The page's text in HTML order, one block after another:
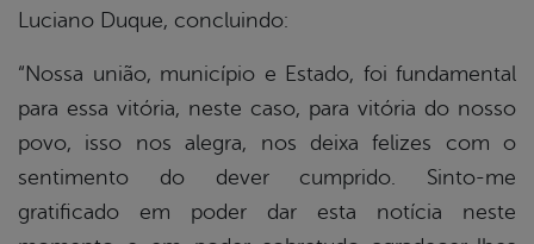
Luciano Duque, concluindo:
“Nossa união, município e Estado, foi fundamental
para essa vitória, neste caso, para vitória do nosso
povo, isso nos alegra, nos deixa felizes com o
sentimento do dever cumprido. Sinto-me
gratificado em poder dar esta notícia neste